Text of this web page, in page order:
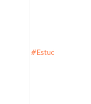
#EstudoEmCasa